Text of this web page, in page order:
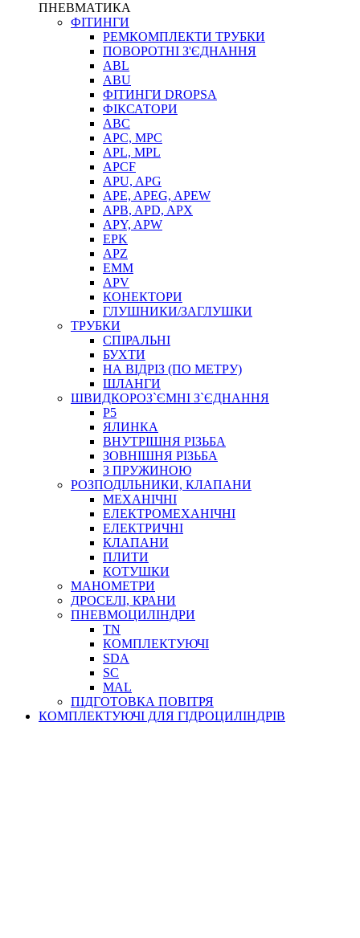
ПНЕВМАТИКА
ФІТИНГИ
РЕМКОМПЛЕКТИ ТРУБКИ
ПОВОРОТНІ З'ЄДНАННЯ
ABL
ABU
ФІТИНГИ DROPSA
ФІКСАТОРИ
ABC
APC, MPC
APL, MPL
APCF
APU, APG
APE, APEG, APEW
APB, APD, APX
APY, APW
EPK
APZ
EMM
APV
КОНЕКТОРИ
ГЛУШНИКИ/ЗАГЛУШКИ
ТРУБКИ
СПІРАЛЬНІ
БУХТИ
НА ВІДРІЗ (ПО МЕТРУ)
ШЛАНГИ
ШВИДКОРОЗ`ЄМНІ З`ЄДНАННЯ
P5
ЯЛИНКА
ВНУТРІШНЯ РІЗЬБА
ЗОВНІШНЯ РІЗЬБА
З ПРУЖИНОЮ
РОЗПОДІЛЬНИКИ, КЛАПАНИ
МЕХАНІЧНІ
ЕЛЕКТРОМЕХАНІЧНІ
ЕЛЕКТРИЧНІ
КЛАПАНИ
ПЛИТИ
КОТУШКИ
МАНОМЕТРИ
ДРОСЕЛІ, КРАНИ
ПНЕВМОЦИЛІНДРИ
TN
КОМПЛЕКТУЮЧІ
SDA
SC
MAL
ПІДГОТОВКА ПОВІТРЯ
КОМПЛЕКТУЮЧІ ДЛЯ ГІДРОЦИЛІНДРІВ